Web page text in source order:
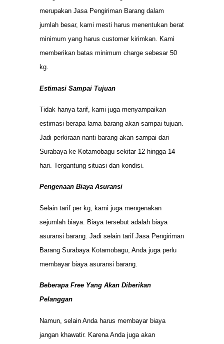
merupakan Jasa Pengiriman Barang dalam
jumlah besar, kami mesti harus menentukan berat
minimum yang harus customer kirimkan. Kami
memberikan batas minimum charge sebesar 50
kg.
Estimasi Sampai Tujuan
Tidak hanya tarif, kami juga menyampaikan
estimasi berapa lama barang akan sampai tujuan.
Jadi perkiraan nanti barang akan sampai dari
Surabaya ke Kotamobagu sekitar 12 hingga 14
hari. Tergantung situasi dan kondisi.
Pengenaan Biaya Asuransi
Selain tarif per kg, kami juga mengenakan
sejumlah biaya. Biaya tersebut adalah biaya
asuransi barang. Jadi selain tarif Jasa Pengiriman
Barang Surabaya Kotamobagu, Anda juga perlu
membayar biaya asuransi barang.
Beberapa Free Yang Akan Diberikan
Pelanggan
Namun, selain Anda harus membayar biaya
jangan khawatir. Karena Anda juga akan